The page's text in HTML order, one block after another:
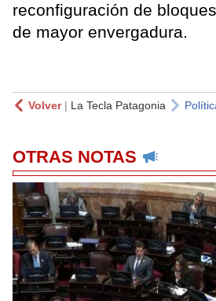
reconfiguración de
de mayor envergadura.
Volver| La Tecla Patagonia
OTRAS NOTAS